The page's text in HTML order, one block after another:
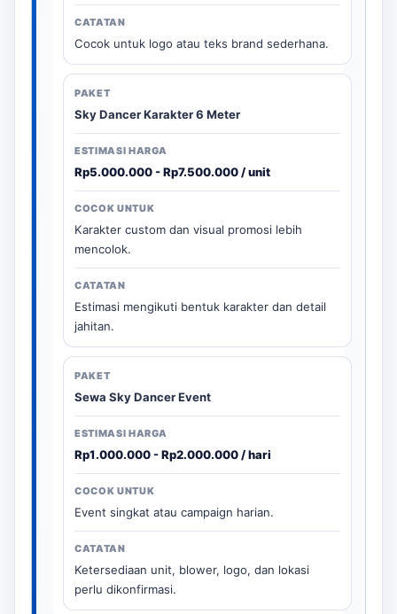
Cocok untuk logo atau teks brand sederhana.
Sky Dancer Karakter 6 Meter
Rp5.000.000 - Rp7.500.000 / unit
Karakter custom dan visual promosi lebih
mencolok.
Estimasi mengikuti bentuk karakter dan detail
jahitan.
Sewa Sky Dancer Event
Rp1.000.000 - Rp2.000.000 / hari
Event singkat atau campaign harian.
Ketersediaan unit, blower, logo, dan lokasi
perlu dikonfirmasi.